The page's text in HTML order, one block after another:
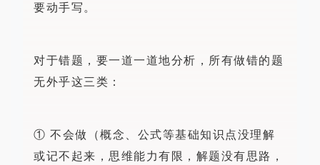
要动手写。
对于错题，要一道一道地分析，所有做错的题
无外乎这三类：
① 不会做（概念、公式等基础知识点没理解
或记不起来，思维能力有限，解题没有思路，